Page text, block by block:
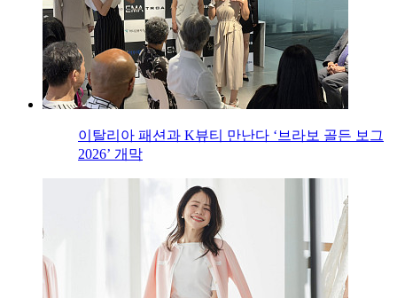
이탈리아 패션과 K뷰티 만난다 ‘브라보 골든 보그
2026’ 개막